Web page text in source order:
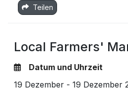
Teilen
Local Farmers'
Datum und Uhrzeit
19 Dezember - 19 Dezember